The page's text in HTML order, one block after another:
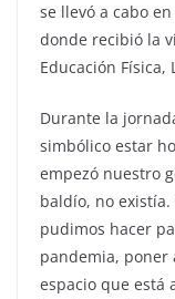
se llevó a cabo
donde recibió la
Educación Física,
Durante la
simbólico estar
empezó nuestro
baldío, no
pudimos hacer
pandemia, poner
espacio que está